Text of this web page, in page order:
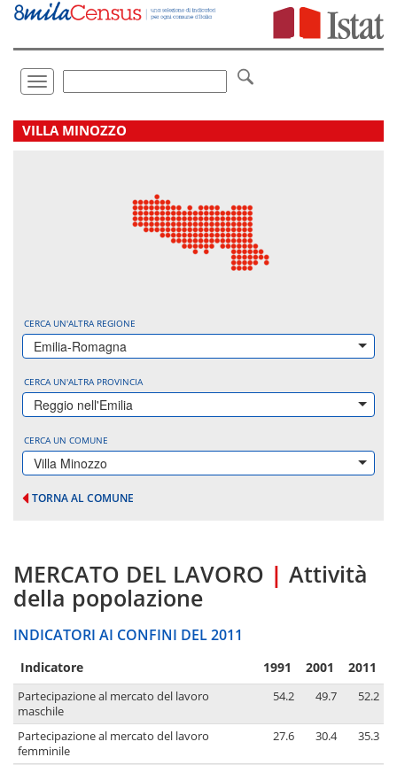
Vai
direttamente
Toggle
navigation
.
VILLA MINOZZO
CERCA UN'ALTRA REGIONE
Emilia-Romagna
CERCA UN'ALTRA PROVINCIA
Reggio nell'Emilia
CERCA UN COMUNE
Villa Minozzo
TORNA AL COMUNE
MERCATO DEL LAVORO | Attività
della popolazione
INDICATORI AI CONFINI DEL 2011
Indicatore 1991 2001 2011
Partecipazione al mercato del lavoro
maschile
54.2 49.7 52.2
Partecipazione al mercato del lavoro
femminile
27.6 30.4 35.3